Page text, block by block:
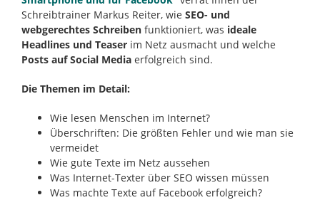
Schreibtrainer Markus Reiter, wie SEO- und
webgerechtes Schreiben funktioniert, was ideale
Headlines und Teaser im Netz ausmacht und welche
Posts auf Social Media erfolgreich sind.
Die Themen im Detail:
Wie lesen Menschen im Internet?
Überschriften: Die größten Fehler und wie man sie
vermeidet
Wie gute Texte im Netz aussehen
Was Internet-Texter über SEO wissen müssen
Was machte Texte auf Facebook erfolgreich?